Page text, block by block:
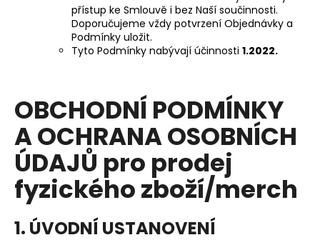
přístup ke Smlouvě i bez Naší součinnosti.
Doporučujeme vždy potvrzení Objednávky a
Podmínky uložit.
Tyto Podmínky nabývají účinnosti 1.2022.
OBCHODNÍ PODMÍNKY
A OCHRANA OSOBNÍCH
ÚDAJŮ pro prodej
fyzického zboží/merch
1. ÚVODNÍ USTANOVENÍ